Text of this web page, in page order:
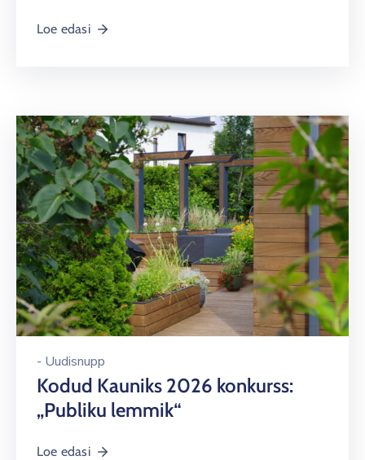
Loe edasi
- Uudisnupp
Kodud Kauniks 2026 konkurss:
„Publiku lemmik“
Loe edasi